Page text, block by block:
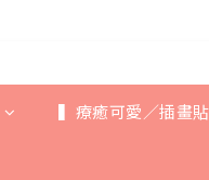
▍療癒可愛／插畫